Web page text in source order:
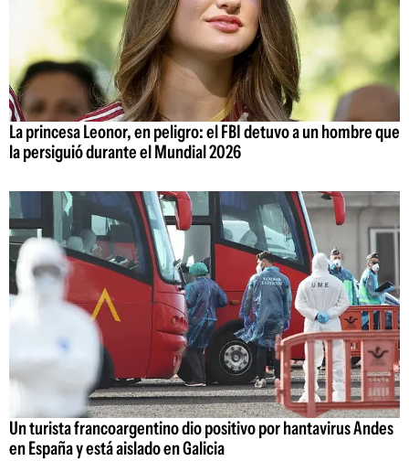
La princesa Leonor, en peligro: el FBI detuvo a un hombre que
la persiguió durante el Mundial 2026
Un turista francoargentino dio positivo por hantavirus Andes
en España y está aislado en Galicia